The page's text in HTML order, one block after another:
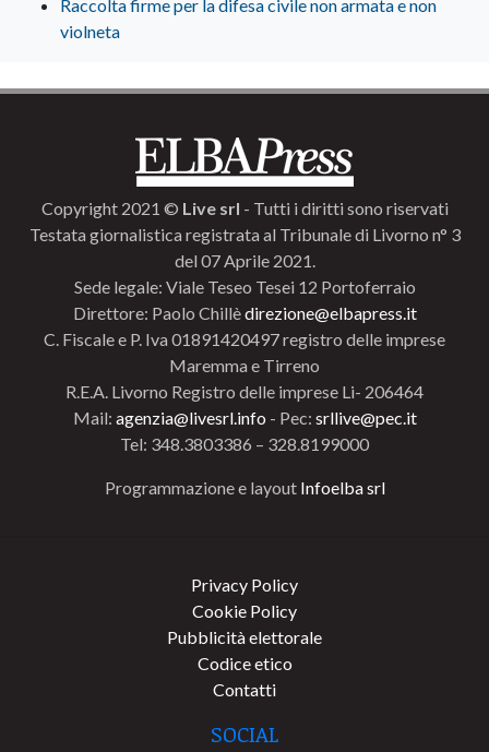
Raccolta firme per la difesa civile non armata e non
violneta
Copyright 2021 © Live srl - Tutti i diritti sono riservati
Testata giornalistica registrata al Tribunale di Livorno n° 3
del 07 Aprile 2021.
Sede legale: Viale Teseo Tesei 12 Portoferraio
Direttore: Paolo Chillèdirezione@elbapress.it
C. Fiscale e P. Iva 01891420497 registro delle imprese
Maremma e Tirreno
R.E.A. Livorno Registro delle imprese Li- 206464
Mail: agenzia@livesrl.info - Pec: srllive@pec.it
Tel: 348.3803386 – 328.8199000
Programmazione e layout Infoelba srl
Privacy Policy
Cookie Policy
Pubblicità elettorale
Codice etico
Contatti
SOCIAL